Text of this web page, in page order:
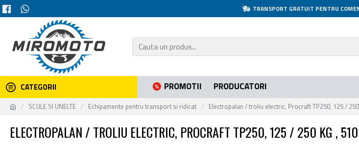
TRANSPORT GRATUIT PENTRU
CATEGORII PROMOTII PRODUCATORI
SCULE SI UNELTE Echipamente pentru transport si ridicat Electropalan / troliu electric, Procraft TP250, 125 /
ELECTROPALAN / TROLIU ELECTRIC, PROCRAFT TP250, 125 / 250 KG ,